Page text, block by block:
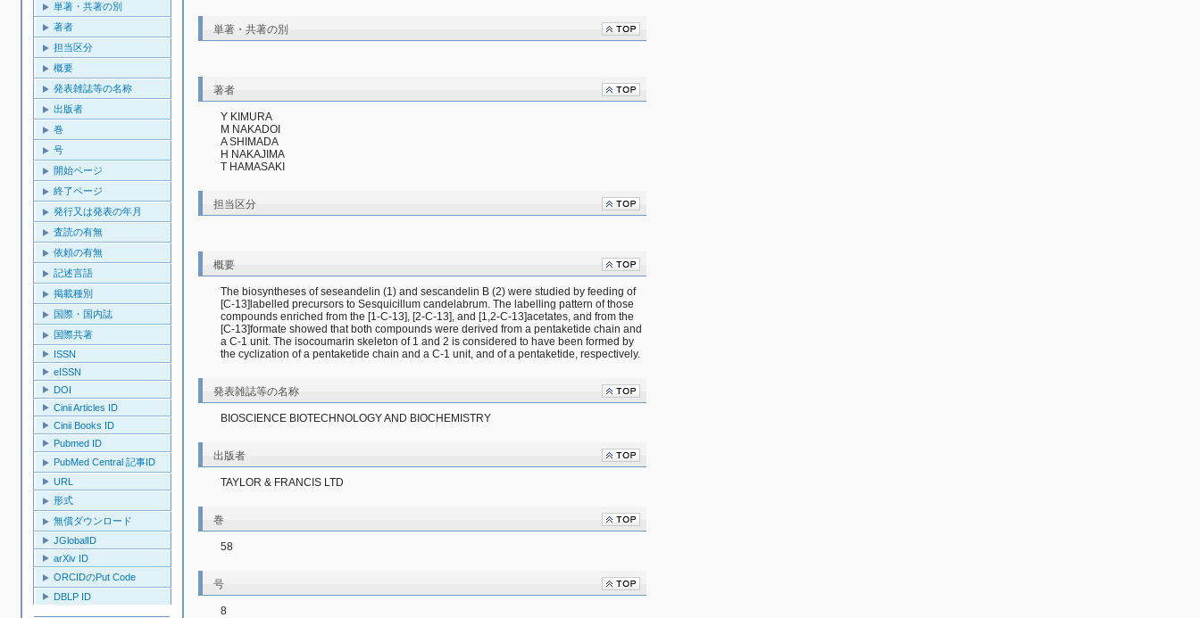
単著・共著の別
著者
担当区分
概要
発表雑誌等の名称
出版者
巻
号
開始ページ
終了ページ
発行又は発表の年月
査読の有無
依頼の有無
記述言語
掲載種別
国際・国内誌
国際共著
ISSN
eISSN
DOI
Cinii Articles ID
Cinii Books ID
Pubmed ID
PubMed Central 記事ID
URL
形式
無償ダウンロード
JGlobalID
arXiv ID
ORCIDのPut Code
DBLP ID
単著・共著の別
著者
Y KIMURA
M NAKADOI
A SHIMADA
H NAKAJIMA
T HAMASAKI
担当区分
概要
The biosyntheses of seseandelin (1) and sescandelin B (2) were studied by feeding of
[C-13]labelled precursors to Sesquicillum candelabrum. The labelling pattern of those
compounds enriched from the [1-C-13], [2-C-13], and [1,2-C-13]acetates, and from the
[C-13]formate showed that both compounds were derived from a pentaketide chain and
a C-1 unit. The isocoumarin skeleton of 1 and 2 is considered to have been formed by
the cyclization of a pentaketide chain and a C-1 unit, and of a pentaketide, respectively.
発表雑誌等の名称
BIOSCIENCE BIOTECHNOLOGY AND BIOCHEMISTRY
出版者
TAYLOR & FRANCIS LTD
巻
58
号
8